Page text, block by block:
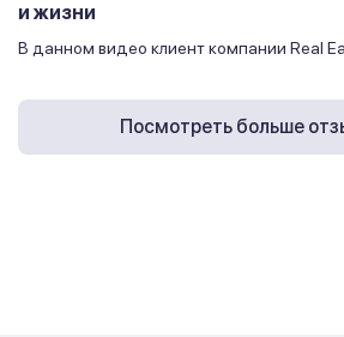
и жизни
В данном видео клиент компании Real
Посмотреть больше